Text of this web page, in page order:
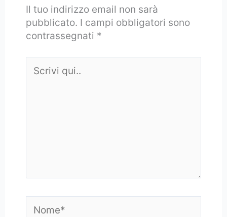
Il tuo indirizzo email non sarà
pubblicato. I campi obbligatori sono
contrassegnati *
qui..